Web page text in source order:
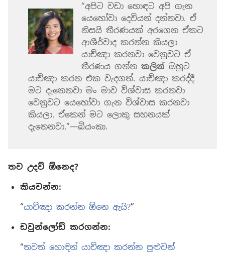
“අපිට වඩා හොඳට අපි ගැන
යෙහෝවා දෙවියන් දන්නවා. ඒ
නිසයි තීරණයක් අරගෙන ඒකට
ආශීර්වාද කරන්න කියලා
යාච්ඤා කරනවා වෙනුවට ඒ
තීරණය ගන්න කලින් ඔහුට
යාච්ඤා කරන එක වැදගත්. යාච්ඤා කරද්දී
මට දැනෙනවා මං මාව විශ්වාස කරනවා
වෙනුවට යෙහෝවා ගැන විශ්වාස කරනවා
කියලා. ඒකෙන් මට ලොකු සහනයක්
දැනෙනවා.”—බියංකා.
තව උදව් ඕනෙද?
කියවන්න:
“යාච්ඤා කරන්න ඕනෙ ඇයි?”
ඩවුන්ලෝඩ් කරගන්න:
“තවත් හොඳින් යාච්ඤා කරන්න පුළුවන්